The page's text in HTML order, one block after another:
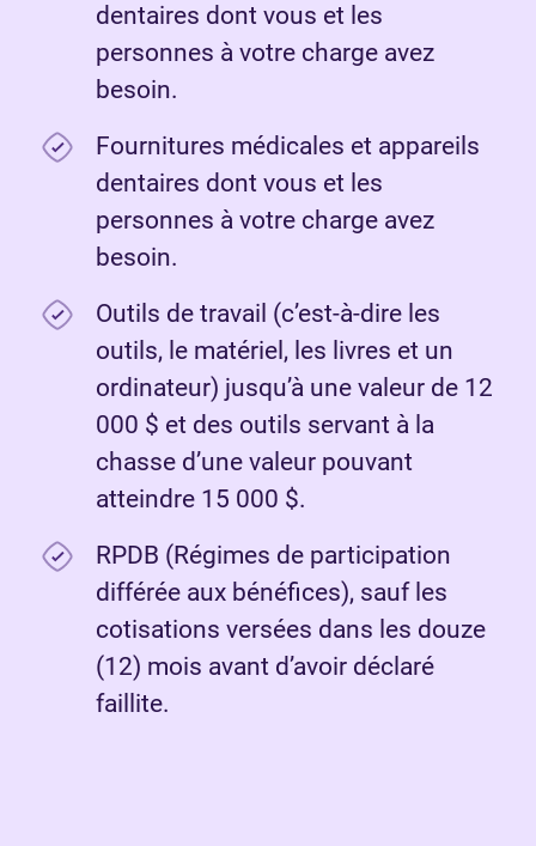
dentaires dont vous et les
personnes à votre charge avez
besoin.
Fournitures médicales et appareils
dentaires dont vous et les
personnes à votre charge avez
besoin.
Outils de travail (c’est-à-dire les
outils, le matériel, les livres et un
ordinateur) jusqu’à une valeur de 12
000 $ et des outils servant à la
chasse d’une valeur pouvant
atteindre 15 000 $.
RPDB (Régimes de participation
différée aux bénéfices), sauf les
cotisations versées dans les douze
(12) mois avant d’avoir déclaré
faillite.